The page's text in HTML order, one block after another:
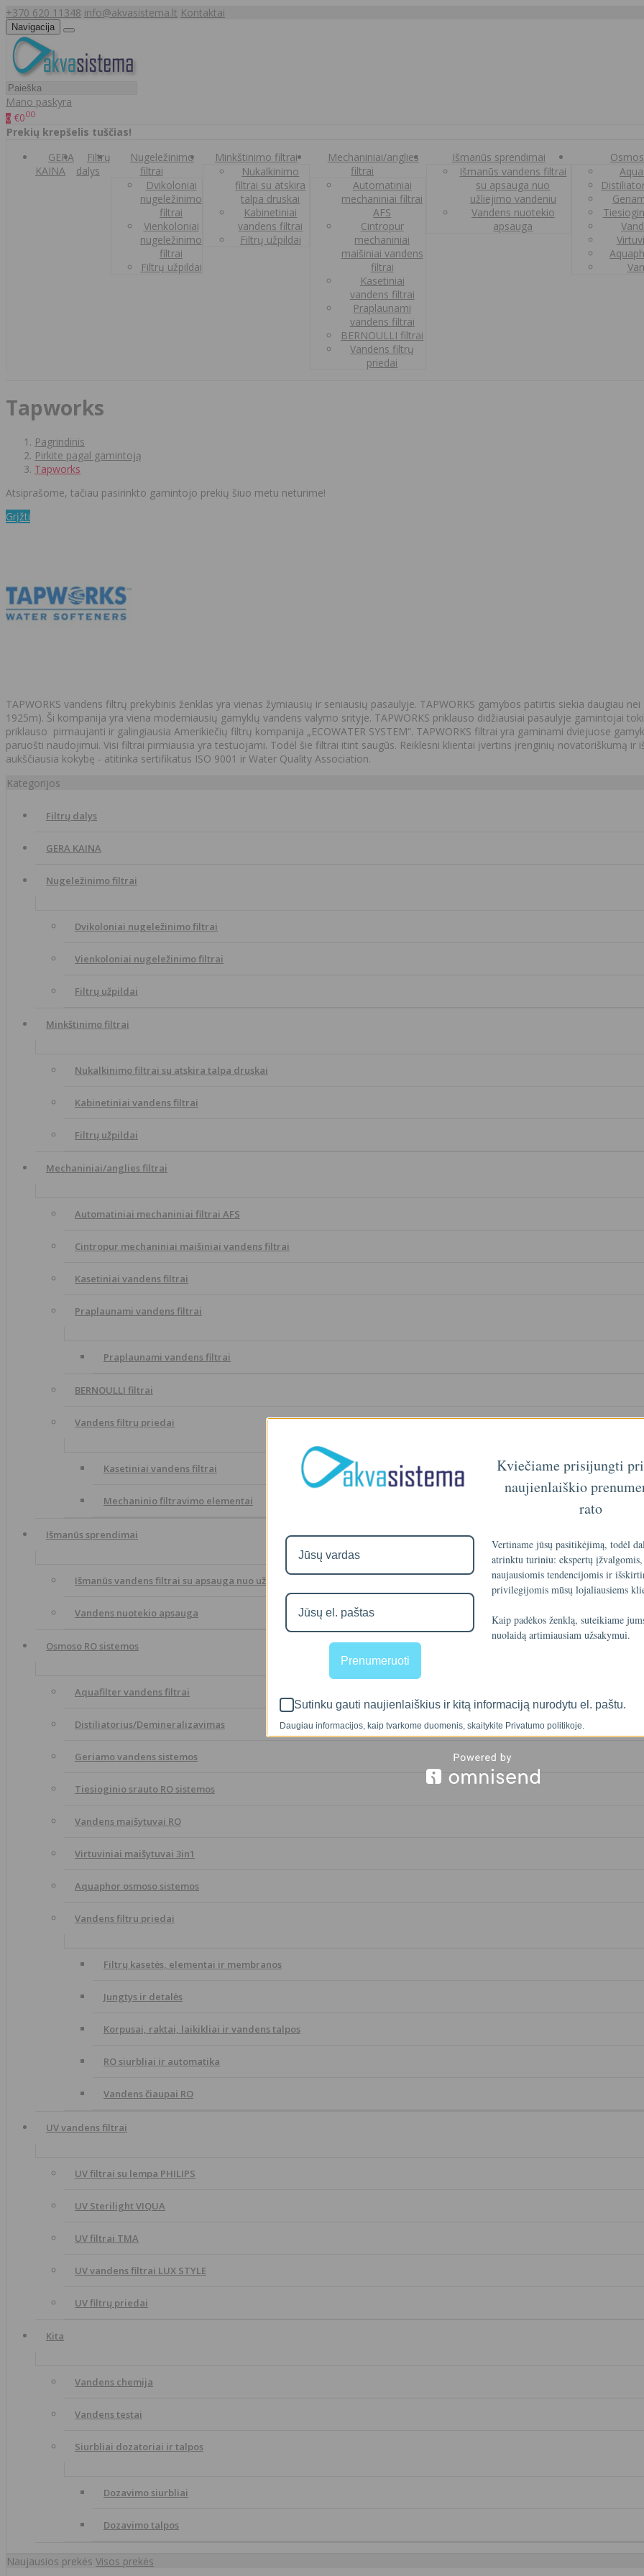
+370 620 11348 info@akvasistema.lt Kontaktai
Navigacija
Mano paskyra
0 €000
Prekių krepšelis tuščias!
GERA
KAINA
Filtrų
dalys
Nugeležinimo
filtrai
Dvikoloniai
nugeležinimo
filtrai
Vienkoloniai
nugeležinimo
filtrai
Filtrų užpildai
Minkštinimo filtrai
Nukalkinimo
filtrai su atskira
talpa druskai
Kabinetiniai
vandens filtrai
Filtrų užpildai
Mechaniniai/anglies
filtrai
Automatiniai
mechaniniai filtrai
AFS
Cintropur
mechaniniai
maišiniai vandens
filtrai
Kasetiniai
vandens filtrai
Praplaunami
vandens filtrai
BERNOULLI filtrai
Vandens filtrų
priedai
Išmanūs sprendimai
Išmanūs vandens filtrai
su apsauga nuo
užliejimo vandeniu
Vandens nuotekio
apsauga
Tapworks
Pagrindinis
Pirkite pagal gamintoją
Tapworks
Atsiprašome, tačiau pasirinkto gamintojo prekių šiuo metu neturime!
Grįžti
TAPWORKS vandens filtrų prekybinis ženklas yra vienas žymiausių ir seniausių pasaulyje. TAPWORKS gamybos patirtis siekia daugiau
1925m). Ši kompanija yra viena moderniausių gamyklų vandens valymo srityje. TAPWORKS priklauso didžiausiai pasaulyje gamintojai
priklauso pirmaujanti ir galingiausia Amerikiečių filtrų kompanija „ECOWATER SYSTEM“. TAPWORKS filtrai yra gaminami dviejuose
paruošti naudojimui. Visi filtrai pirmiausia yra testuojami. Todėl šie filtrai itint saugūs. Reiklesni klientai įvertins įrenginių novatoriškumą ir
aukščiausia kokybę - atitinka sertifikatus ISO 9001 ir Water Quality Association.
Kategorijos
Filtrų dalys
GERA KAINA
Nugeležinimo filtrai
Dvikoloniai nugeležinimo filtrai
Vienkoloniai nugeležinimo filtrai
Filtrų užpildai
Minkštinimo filtrai
Nukalkinimo filtrai su atskira talpa druskai
Kabinetiniai vandens filtrai
Filtrų užpildai
Mechaniniai/anglies filtrai
Automatiniai mechaniniai filtrai AFS
Cintropur mechaniniai maišiniai vandens filtrai
Kasetiniai vandens filtrai
Praplaunami vandens filtrai
Praplaunami vandens filtrai
BERNOULLI filtrai
Vandens filtrų priedai
Kasetiniai vandens filtrai
Mechaninio filtravimo elementai
Išmanūs sprendimai
Išmanūs vandens filtrai su apsauga nuo užliejimo vandeniu
Vandens nuotekio apsauga
Osmoso RO sistemos
Aquafilter vandens filtrai
Distiliatorius/Demineralizavimas
Geriamo vandens sistemos
Tiesioginio srauto RO sistemos
Vandens maišytuvai RO
Virtuviniai maišytuvai 3in1
Aquaphor osmoso sistemos
Vandens filtru priedai
Filtrų kasetės, elementai ir membranos
Jungtys ir detalės
Korpusai, raktai, laikikliai ir vandens talpos
RO siurbliai ir automatika
Vandens čiaupai RO
UV vandens filtrai
UV filtrai su lempa PHILIPS
UV Sterilight VIQUA
UV filtrai TMA
UV vandens filtrai LUX STYLE
UV filtrų priedai
Kita
Vandens chemija
Vandens testai
Siurbliai dozatoriai ir talpos
Dozavimo siurbliai
Dozavimo talpos
Naujausios prekės Visos prekės
Prenumeruoti
Kviečiame prisijungti
naujienlaiškio
rato
Vertiname jūsų pasitikėjimą, todėl
atrinktu turiniu: ekspertų įžvalgomis,
naujausiomis tendencijomis ir
privilegijomis mūsų lojaliausiems
Kaip padėkos ženklą, suteikiame
nuolaidą artimiausiam užsakymui.
Sutinku gauti naujienlaiškius ir kitą informaciją nurodytu el. paštu.
Daugiau informacijos, kaip tvarkome duomenis, skaitykite Privatumo politikoje.